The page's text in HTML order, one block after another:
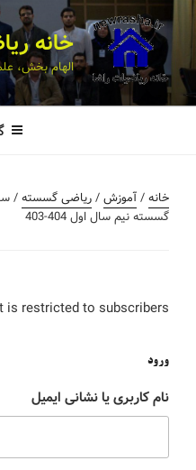
خانه
الهام بخش،
خانه/آموزش/ریاضی گسسته/
گسسته نیم سال اول 404-403
is restricted to subscribers
ورود
نام کاربری یا نشانی ایمیل